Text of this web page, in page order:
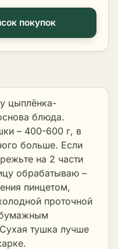
покупок
цыплёнка-
блюда.
– 400-600 г, в
больше. Если
на 2 части
обрабатываю –
пинцетом,
проточной
тушка лучше